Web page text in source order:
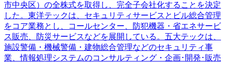
市中央区）の全株式を取得し、完全子会社化することを決定
した。東洋テックは、セキュリティサービスとビル総合管理
をコア業務とし、コールセンター、防犯機器・省エネサービ
ス販売、防災サービスなどを展開している。五大テックは、
施設警備・機械警備・建物総合管理などのセキュリティ事
業、情報処理システムのコンサルティング・企画･開発･販売